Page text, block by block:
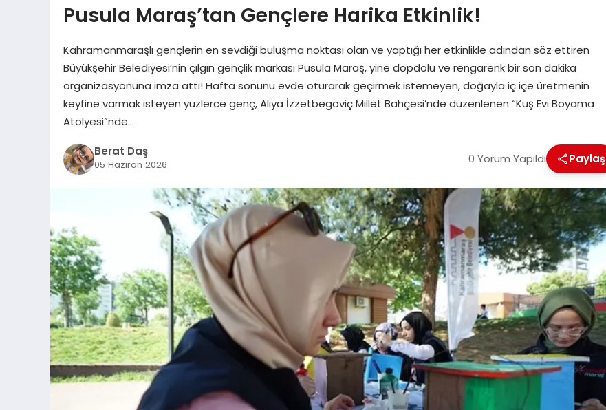
Pusula Maraş’tan Gençlere Harika Etkinlik!
Kahramanmaraşlı gençlerin en sevdiği buluşma noktası olan ve yaptığı her etkinlikle adından söz ettiren
Büyükşehir Belediyesi’nin çılgın gençlik markası Pusula Maraş, yine dopdolu ve rengarenk bir son dakika
organizasyonuna imza attı! Hafta sonunu evde oturarak geçirmek istemeyen, doğayla iç içe üretmenin
keyfine varmak isteyen yüzlerce genç, Aliya İzzetbegoviç Millet Bahçesi’nde düzenlenen “Kuş Evi Boyama
Atölyesi”nde…
Berat Daş
05 Haziran 2026 0 Yorum Yapıldı Paylaş